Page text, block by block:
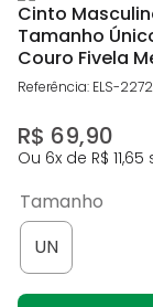
Cinto
Tamanho
Couro Fivela
Referência: ELS-
R$ 69,90
Ou 6x de R$ 11,65
Tamanho
UN